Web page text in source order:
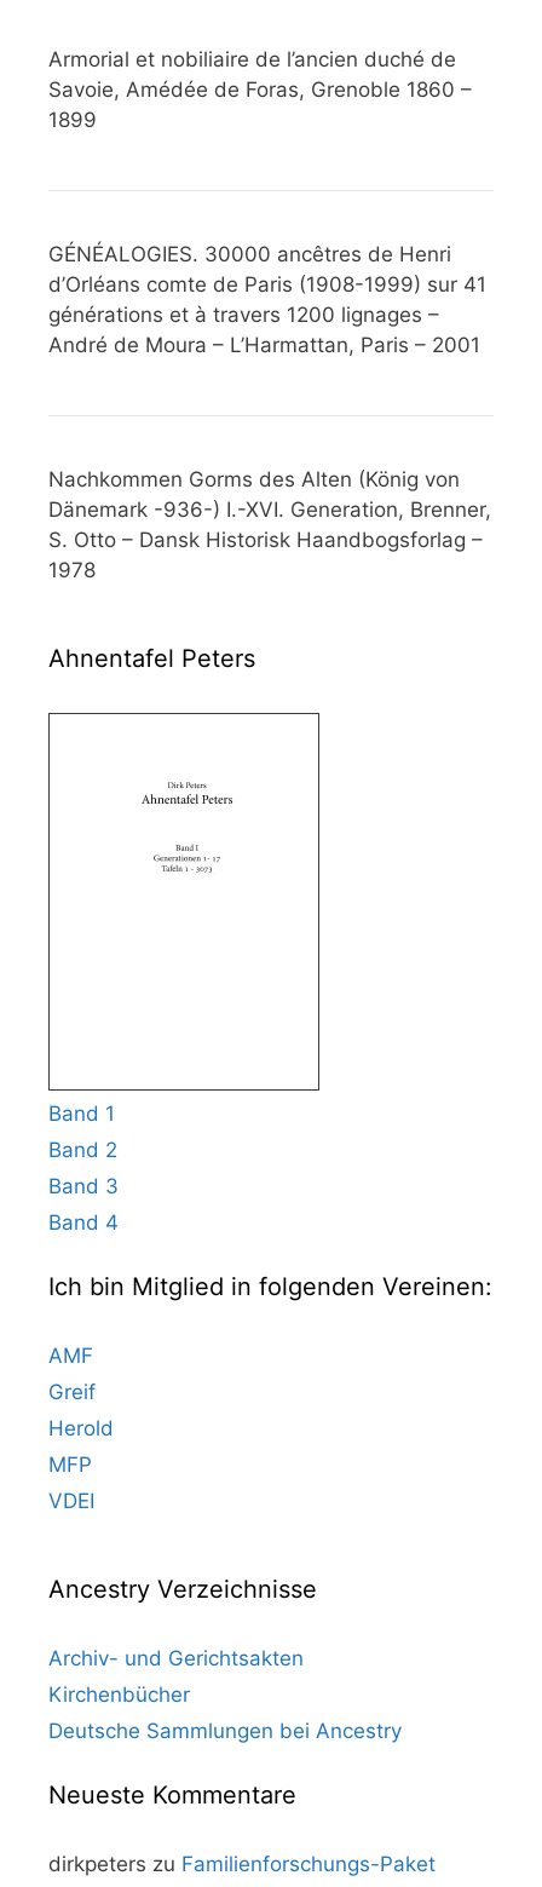
Armorial et nobiliaire de l’ancien duché de
Savoie, Amédée de Foras, Grenoble 1860 –
1899
GÉNÉALOGIES. 30000 ancêtres de Henri
d’Orléans comte de Paris (1908-1999) sur 41
générations et à travers 1200 lignages –
André de Moura – L’Harmattan, Paris – 2001
Nachkommen Gorms des Alten (König von
Dänemark -936-) I.-XVI. Generation, Brenner,
S. Otto – Dansk Historisk Haandbogsforlag –
1978
Ahnentafel Peters
Band 1
Band 2
Band 3
Band 4
Ich bin Mitglied in folgenden Vereinen:
AMF
Greif
Herold
MFP
VDEI
Ancestry Verzeichnisse
Archiv- und Gerichtsakten
Kirchenbücher
Deutsche Sammlungen bei Ancestry
Neueste Kommentare
dirkpeters zu Familienforschungs-Paket